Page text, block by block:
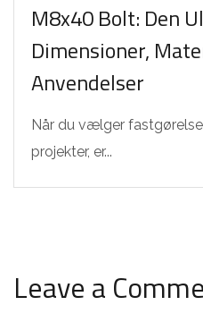
M8x40 Bolt: Den
Dimensioner,
Anvendelser
Når du vælger
projekter, er...
Leave a